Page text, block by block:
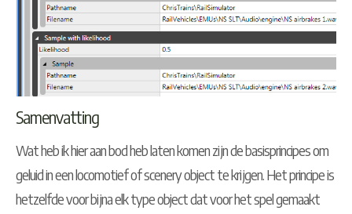
Samenvatting
Wat heb ik hier aan bod heb laten komen zijn de basisprincipes om
geluid in een locomotief of scenery object te krijgen. Het principe is
hetzelfde voor bijna elk type object dat voor het spel gemaakt